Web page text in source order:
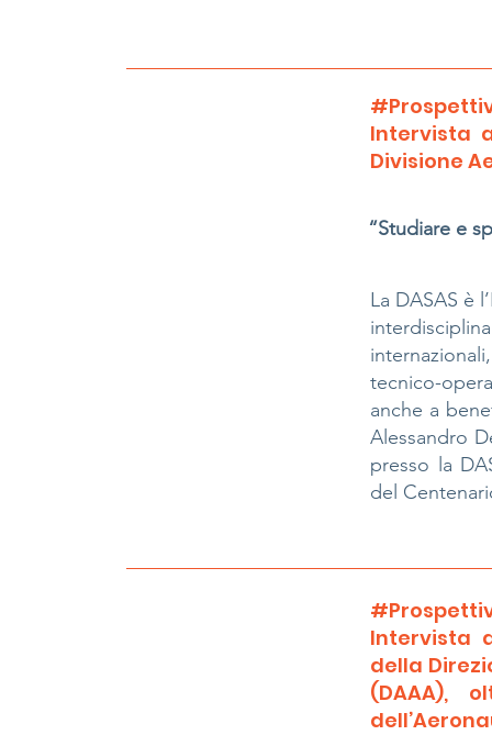
Intervista
Divisione
“Studiare e
La DASAS è
tecnico-
anche a
Alessandro
presso la
del
Intervista
della
(DAAA),